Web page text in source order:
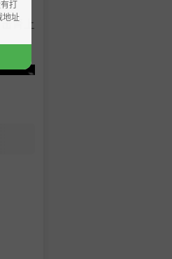
肾上
打
地址